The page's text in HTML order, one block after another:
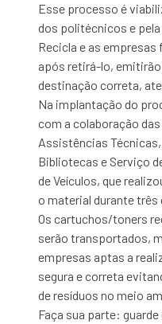
Esse processo é
dos politécnicos e
Recicla e as
após retirá-lo,
destinação correta,
Na implantação do
com a colaboração
Assistências
Bibliotecas e Serviço
de Veículos, que
o material durante três
Os cartuchos/toners
serão transportados,
empresas aptas a
segura e correta
de resíduos no meio
Faça sua parte: